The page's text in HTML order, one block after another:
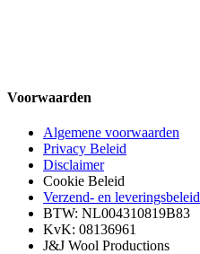
Voorwaarden
Algemene voorwaarden
Privacy Beleid
Disclaimer
Cookie Beleid
Verzend- en leveringsbeleid
BTW: NL004310819B83
KvK: 08136961
J&J Wool Productions